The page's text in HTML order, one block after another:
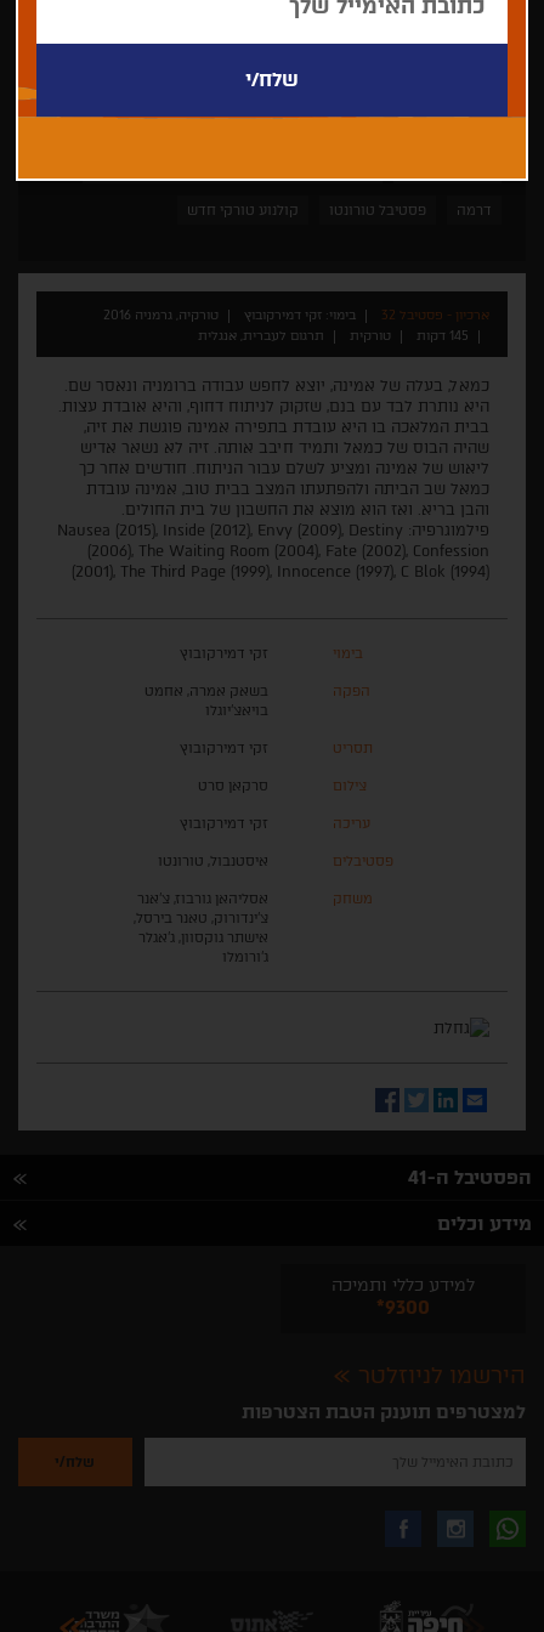
דרמה פסטיבל טורונטו קולנוע טורקי חדש
ארכיון - פסטיבל 32 בימוי: זקי דמירקובוץ
טורקיה, גרמניה 2016
145 דקות
טורקית תרגום לעברית, אנגלית
כמאל, בעלה של אמינה, יוצא לחפש עבודה ברומניה ונאסר שם.
היא נותרת לבד עם בנם, שזקוק לניתוח דחוף, והיא אובדת עצות.
בבית המלאכה בו היא עובדת בתפירה אמינה פוגשת את זיה,
שהיה הבוס של כמאל ותמיד חיבב אותה. זיה לא נשאר אדיש
ליאוש של אמינה ומציע לשלם עבור הניתוח. חודשים אחר כך
כמאל שב הביתה ולהפתעתו המצב בבית טוב, אמינה עובדת
והבן בריא. ואז הוא מוצא את החשבון של בית החולים.
פילמוגרפיה: Nausea (2015), Inside (2012), Envy (2009), Destiny
(2006), The Waiting Room (2004), Fate (2002), Confession
(2001), The Third Page (1999), Innocence (1997), C Blok (1994)
בימוי זקי דמירקובוץ
הפקה
בשאק אמרה, אחמט
בויאצ'יוגלו
תסריט זקי דמירקובוץ
צילום סרקאן סרט
עריכה זקי דמירקובוץ
פסטיבלים איסטנבול, טורונטו
משחק
אסליהאן גורבוז, צ'אנר
צ'ינדורוק, טאנר בירסל,
אישתר גוקסוון, ג'אגלר
ג'ורומלו
Email
LinkedIn
Twitter
Facebook
הפסטיבל ה-41
מידע וכלים
למידע כללי ותמיכה
*9300
הירשמו לניוזלטר
למצטרפים תוענק הטבת הצטרפות
להזין
שלך
להרשמה
לקבלת
באינסטגרם
עקבו
בפייסבוק